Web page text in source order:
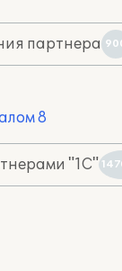
партнера
8
"1С"